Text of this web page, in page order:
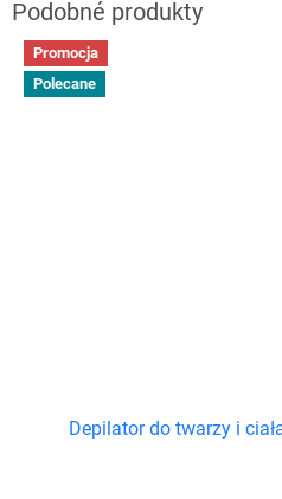
Promocja
Polecane
Depilator do twarzy i